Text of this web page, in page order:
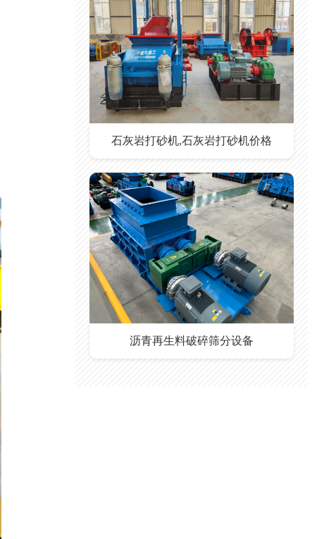
石灰岩打砂机,石灰岩打砂机价格
沥青再生料破碎筛分设备